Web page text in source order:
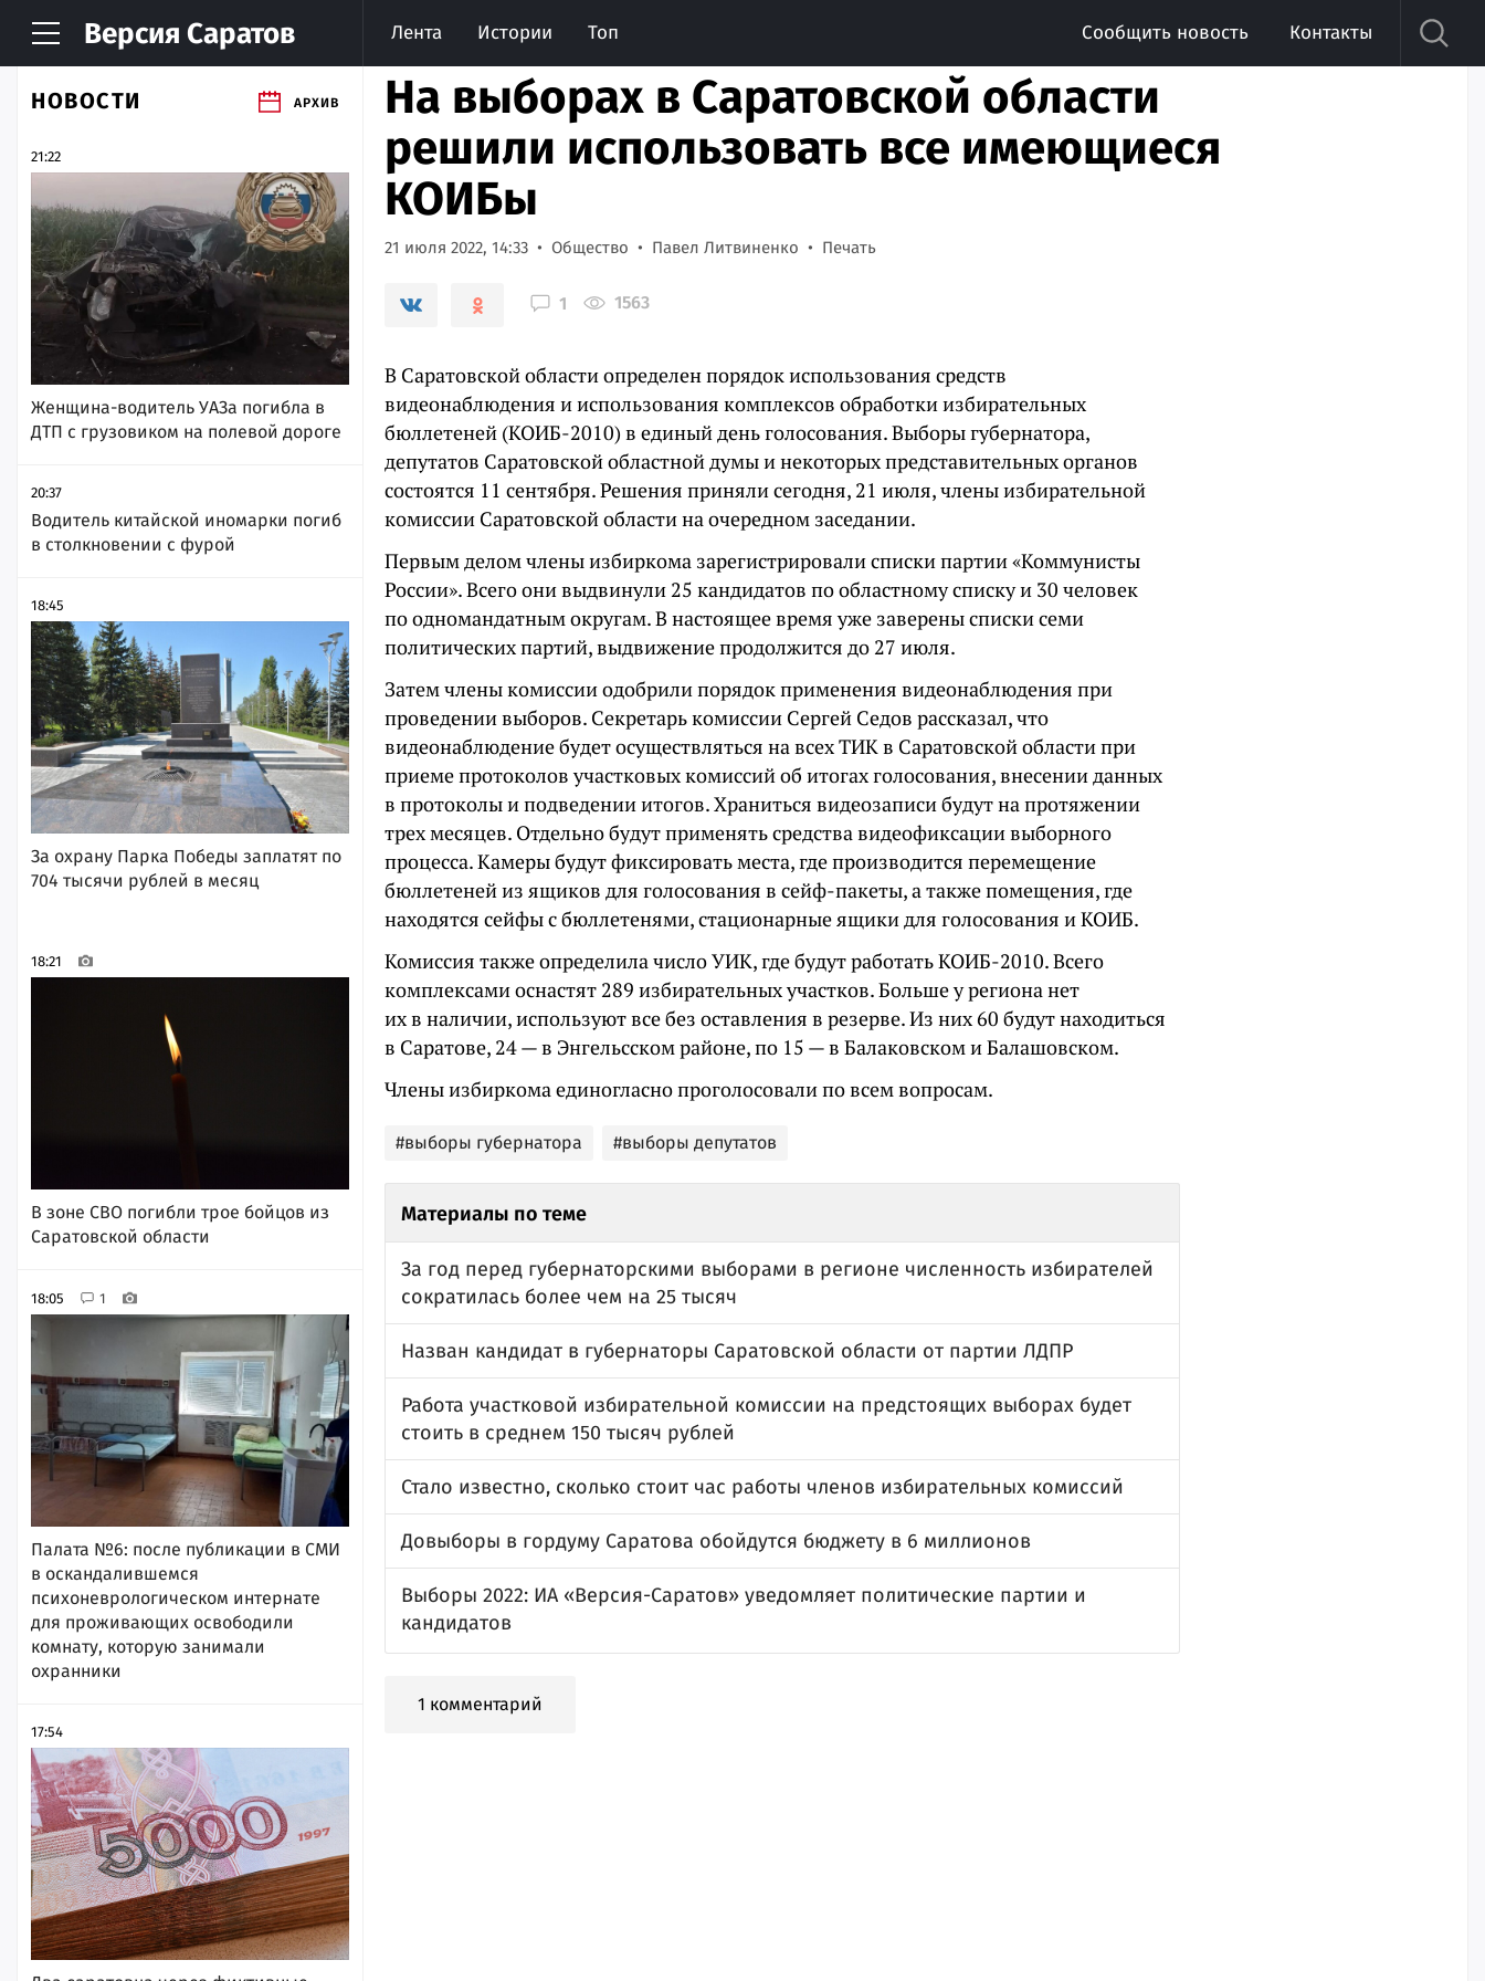
Версия Саратов Лента Истории Топ Сообщить новость Контакты
НОВОСТИ АРХИВ
21:22
Женщина-водитель УАЗа погибла в
ДТП с грузовиком на полевой дороге
20:37
Водитель китайской иномарки погиб
в столкновении с фурой
18:45
За охрану Парка Победы заплатят по
704 тысячи рублей в месяц
18:21
В зоне СВО погибли трое бойцов из
Саратовской области
18:05 1
Палата №6: после публикации в СМИ
в оскандалившемся
психоневрологическом интернате
для проживающих освободили
комнату, которую занимали
охранники
17:54
На выборах в Саратовской области
решили использовать все имеющиеся
КОИБы
21 июля 2022, 14:33 Общество Павел Литвиненко Печать
1 1563
В Саратовской области определен порядок использования средств
видеонаблюдения и использования комплексов обработки избирательных
бюллетеней (КОИБ-2010) в единый день голосования. Выборы губернатора,
депутатов Саратовской областной думы и некоторых представительных органов
состоятся 11 сентября. Решения приняли сегодня, 21 июля, члены избирательной
комиссии Саратовской области на очередном заседании.
Первым делом члены избиркома зарегистрировали списки партии «Коммунисты
России». Всего они выдвинули 25 кандидатов по областному списку и 30 человек
по одномандатным округам. В настоящее время уже заверены списки семи
политических партий, выдвижение продолжится до 27 июля.
Затем члены комиссии одобрили порядок применения видеонаблюдения при
проведении выборов. Секретарь комиссии Сергей Седов рассказал, что
видеонаблюдение будет осуществляться на всех ТИК в Саратовской области при
приеме протоколов участковых комиссий об итогах голосования, внесении данных
в протоколы и подведении итогов. Храниться видеозаписи будут на протяжении
трех месяцев. Отдельно будут применять средства видеофиксации выборного
процесса. Камеры будут фиксировать места, где производится перемещение
бюллетеней из ящиков для голосования в сейф-пакеты, а также помещения, где
находятся сейфы с бюллетенями, стационарные ящики для голосования и КОИБ.
Комиссия также определила число УИК, где будут работать КОИБ-2010. Всего
комплексами оснастят 289 избирательных участков. Больше у региона нет
их в наличии, используют все без оставления в резерве. Из них 60 будут находиться
в Саратове, 24 — в Энгельсском районе, по 15 — в Балаковском и Балашовском.
Члены избиркома единогласно проголосовали по всем вопросам.
#выборы губернатора #выборы депутатов
Материалы по теме
За год перед губернаторскими выборами в регионе численность избирателей
сократилась более чем на 25 тысяч
Назван кандидат в губернаторы Саратовской области от партии ЛДПР
Работа участковой избирательной комиссии на предстоящих выборах будет
стоить в среднем 150 тысяч рублей
Стало известно, сколько стоит час работы членов избирательных комиссий
Довыборы в гордуму Саратова обойдутся бюджету в 6 миллионов
Выборы 2022: ИА «Версия-Саратов» уведомляет политические партии и
кандидатов
1 комментарий